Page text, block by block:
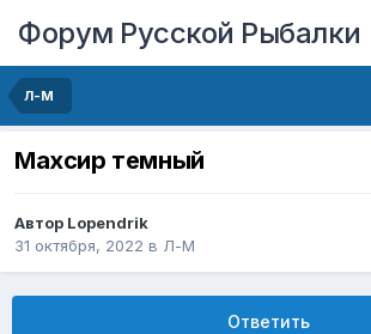
Форум Русской Рыбалки
Л-М
Махсир темный
Автор Lopendrik
31 октября, 2022 в Л-М
Ответить